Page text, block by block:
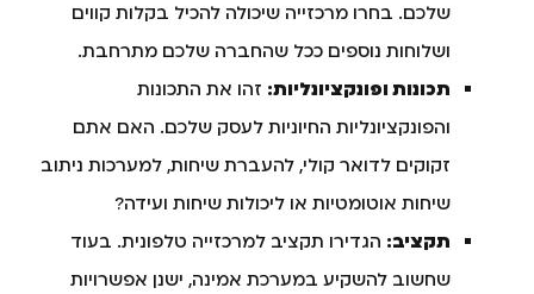
שלכם. בחרו מרכזייה שיכולה להכיל בקלות קווים
ושלוחות נוספים ככל שהחברה שלכם מתרחבת.
תכונות ופונקציונליות: זהו את התכונות
והפונקציונליות החיוניות לעסק שלכם. האם אתם
זקוקים לדואר קולי, להעברת שיחות, למערכות ניתוב
שיחות אוטומטיות או ליכולות שיחות ועידה?
תקציב: הגדירו תקציב למרכזייה טלפונית. בעוד
שחשוב להשקיע במערכת אמינה, ישנן אפשרויות